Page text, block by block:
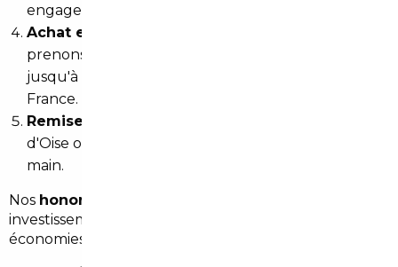
engagement avant votre accord explicite.
Achat et acheminement
prenons en charge l'intégralité du processus
jusqu'à la remise du véhicule immatriculé en
France.
Remise du véhicule
d'Oise ou dans notre agence parisienne, clé en
main.
Nos honoraires démarrent à 1 500 €
investissement souvent largement compensé par les
économies réalisées sur le prix du véhicule lui-même.